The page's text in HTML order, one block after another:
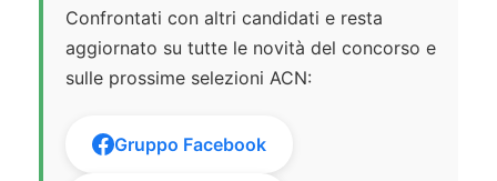
Confrontati con altri candidati e resta
aggiornato su tutte le novità del concorso e
sulle prossime selezioni ACN:
Gruppo Facebook